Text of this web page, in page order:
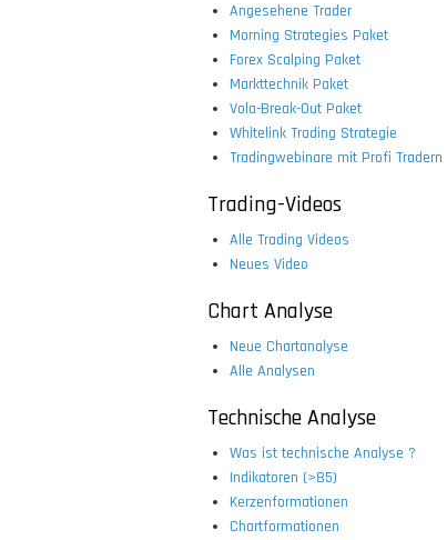
Angesehene Trader
Morning Strategies Paket
Forex Scalping Paket
Markttechnik Paket
Vola-Break-Out Paket
Whitelink Trading Strategie
Tradingwebinare mit Profi Tradern
Trading-Videos
Alle Trading Videos
Neues Video
Chart Analyse
Neue Chartanalyse
Alle Analysen
Technische Analyse
Was ist technische Analyse ?
Indikatoren (>85)
Kerzenformationen
Chartformationen